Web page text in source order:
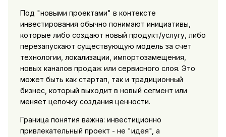
Под "новыми проектами" в контексте
инвестирования обычно понимают инициативы,
которые либо создают новый продукт/услугу, либо
перезапускают существующую модель за счет
технологии, локализации, импортозамещения,
новых каналов продаж или сервисного слоя. Это
может быть как стартап, так и традиционный
бизнес, который выходит в новый сегмент или
меняет цепочку создания ценности.
Граница понятия важна: инвестиционно
привлекательный проект - не "идея", а